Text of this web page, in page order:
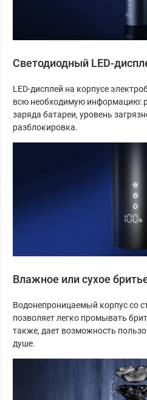
Светодиодный LED-
LED-дисплей на корпусе
всю необходимую информацию:
заряда батареи, уровень
разблокировка.
Влажное или сухое
Водонепроницаемый корпус со
позволяет легко промывать
также, дает возможность
душе.